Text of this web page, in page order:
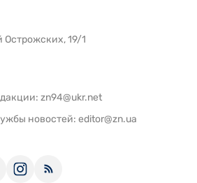
Острожских, 19/1
zn94@ukr.net
новостей: editor@zn.ua